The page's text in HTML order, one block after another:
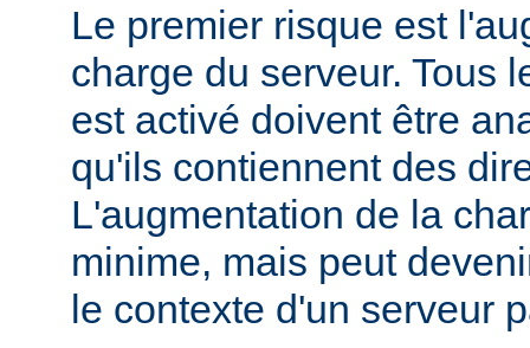
Le premier risque est
charge du serveur. Tous
est activé doivent être
qu'ils contiennent des
L'augmentation de la
minime, mais peut
le contexte d'un serveur